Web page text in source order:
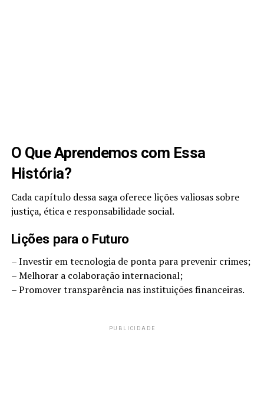
O Que Aprendemos com Essa
História?
Cada capítulo dessa saga oferece lições valiosas sobre
justiça, ética e responsabilidade social.
Lições para o Futuro
– Investir em tecnologia de ponta para prevenir crimes;
– Melhorar a colaboração internacional;
– Promover transparência nas instituições financeiras.
PUBLICIDADE